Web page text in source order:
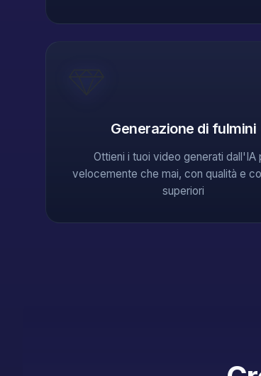
Generazione di fulmini
Ottieni i tuoi video generati dall'IA
velocemente che mai, con qualità e
superiori